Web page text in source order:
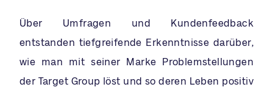
Über Umfragen und Kundenfeedback
entstanden tiefgreifende Erkenntnisse darüber,
wie man mit seiner Marke Problemstellungen
der Target Group löst und so deren Leben positiv